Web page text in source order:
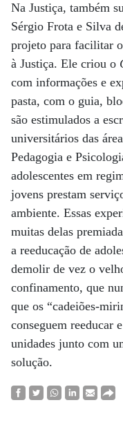
Na Justiça, também
Sérgio Frota e Silva
projeto para facilitar
à Justiça. Ele criou o
com informações e
pasta, com o guia,
são estimulados a
universitários das
Pedagogia e
adolescentes em
jovens prestam
ambiente. Essas
muitas delas
a reeducação de
demolir de vez o
confinamento, que
que os “cadeiões-
conseguem reeducar
unidades junto com
solução.